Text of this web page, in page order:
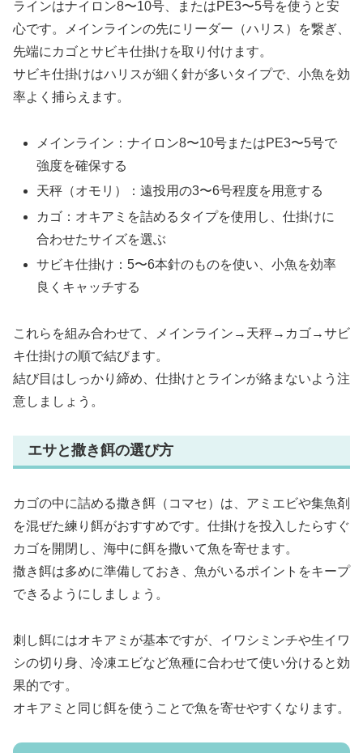
ラインはナイロン8〜10号、またはPE3〜5号を使うと安
心です。メインラインの先にリーダー（ハリス）を繋ぎ、
先端にカゴとサビキ仕掛けを取り付けます。
サビキ仕掛けはハリスが細く針が多いタイプで、小魚を効
率よく捕らえます。
メインライン：ナイロン8〜10号またはPE3〜5号で
強度を確保する
天秤（オモリ）：遠投用の3〜6号程度を用意する
カゴ：オキアミを詰めるタイプを使用し、仕掛けに
合わせたサイズを選ぶ
サビキ仕掛け：5〜6本針のものを使い、小魚を効率
良くキャッチする
これらを組み合わせて、メインライン→天秤→カゴ→サビ
キ仕掛けの順で結びます。
結び目はしっかり締め、仕掛けとラインが絡まないよう注
意しましょう。
エサと撒き餌の選び方
カゴの中に詰める撒き餌（コマセ）は、アミエビや集魚剤
を混ぜた練り餌がおすすめです。仕掛けを投入したらすぐ
カゴを開閉し、海中に餌を撒いて魚を寄せます。
撒き餌は多めに準備しておき、魚がいるポイントをキープ
できるようにしましょう。
刺し餌にはオキアミが基本ですが、イワシミンチや生イワ
シの切り身、冷凍エビなど魚種に合わせて使い分けると効
果的です。
オキアミと同じ餌を使うことで魚を寄せやすくなります。